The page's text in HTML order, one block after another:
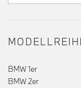
BMW 1er
BMW 2er